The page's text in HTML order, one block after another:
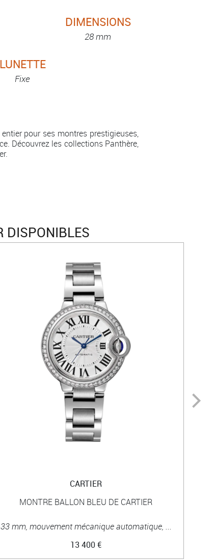
DIMENSIONS
28 mm
LUNETTE
Fixe
pour ses montres prestigieuses,
Découvrez les collections Panthère,
DISPONIBLES
CARTIER
MONTRE BALLON BLEU DE CARTIER
33 mm, mouvement mécanique automatique, ...
13 400 €